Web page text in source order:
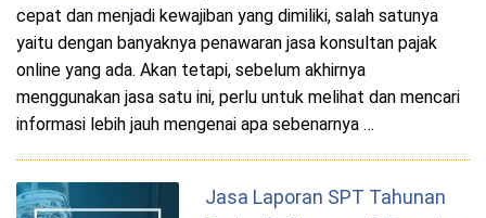
cepat dan menjadi kewajiban yang dimiliki, salah satunya
yaitu dengan banyaknya penawaran jasa konsultan pajak
online yang ada. Akan tetapi, sebelum akhirnya
menggunakan jasa satu ini, perlu untuk melihat dan mencari
informasi lebih jauh mengenai apa sebenarnya …
Jasa Laporan SPT Tahunan